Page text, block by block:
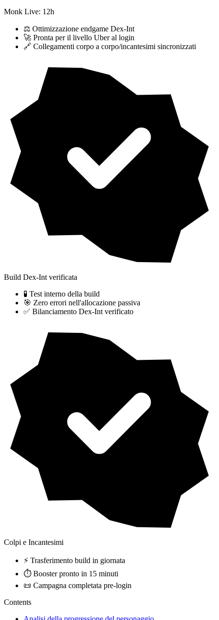
Monk Live: 12h
⚖️ Ottimizzazione endgame Dex-Int
🚀 Pronta per il livello Uber al login
🔗 Collegamenti corpo a corpo/incantesimi sincronizzati
Build Dex-Int verificata
🧪 Test interno della build
🎯 Zero errori nell'allocazione passiva
✅ Bilanciamento Dex-Int verificato
Colpi e Incantesimi
⚡ Trasferimento build in giornata
⏱️ Booster pronto in 15 minuti
📜 Campagna completata pre-login
Contents